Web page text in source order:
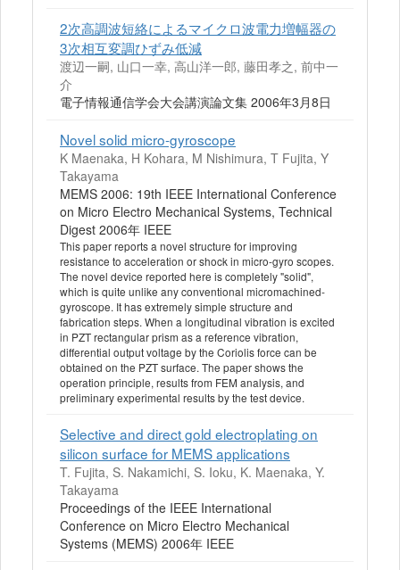
2次高調波短絡によるマイクロ波電力増幅器の
3次相互変調ひずみ低減
渡辺一嗣, 山口一幸, 高山洋一郎, 藤田孝之, 前中一
介
電子情報通信学会大会講演論文集 2006年3月8日
Novel solid micro-gyroscope
K Maenaka, H Kohara, M Nishimura, T Fujita, Y
Takayama
MEMS 2006: 19th IEEE International Conference
on Micro Electro Mechanical Systems, Technical
Digest 2006年 IEEE
This paper reports a novel structure for improving
resistance to acceleration or shock in micro-gyro scopes.
The novel device reported here is completely "solid",
which is quite unlike any conventional micromachined-
gyroscope. It has extremely simple structure and
fabrication steps. When a longitudinal vibration is excited
in PZT rectangular prism as a reference vibration,
differential output voltage by the Coriolis force can be
obtained on the PZT surface. The paper shows the
operation principle, results from FEM analysis, and
preliminary experimental results by the test device.
Selective and direct gold electroplating on
silicon surface for MEMS applications
T. Fujita, S. Nakamichi, S. Ioku, K. Maenaka, Y.
Takayama
Proceedings of the IEEE International
Conference on Micro Electro Mechanical
Systems (MEMS) 2006年 IEEE